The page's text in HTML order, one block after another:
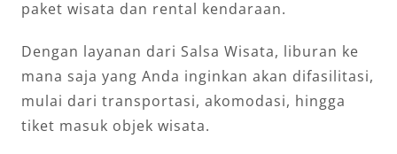
paket wisata dan rental kendaraan.
Dengan layanan dari Salsa Wisata, liburan ke
mana saja yang Anda inginkan akan difasilitasi,
mulai dari transportasi, akomodasi, hingga
tiket masuk objek wisata.